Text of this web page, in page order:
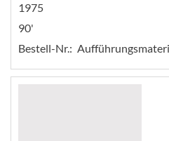
1975
90'
Bestell-Nr.: